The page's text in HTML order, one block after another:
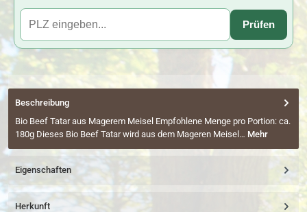
Prüfen
Beschreibung
Bio Beef Tatar aus Magerem Meisel Empfohlene Menge pro Portion: ca.
180g Dieses Bio Beef Tatar wird aus dem Mageren Meisel… Mehr
Eigenschaften
Herkunft